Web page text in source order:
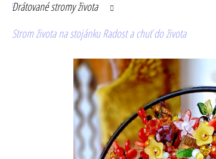
Drátované stromy života
Strom života na stojánku Radost a chuť do života